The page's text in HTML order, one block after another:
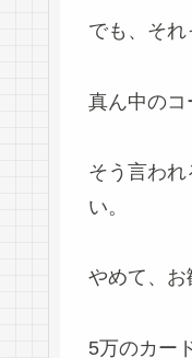
でも、それ
真ん中のコ
そう言わ
い。
やめて、お
5万のカー